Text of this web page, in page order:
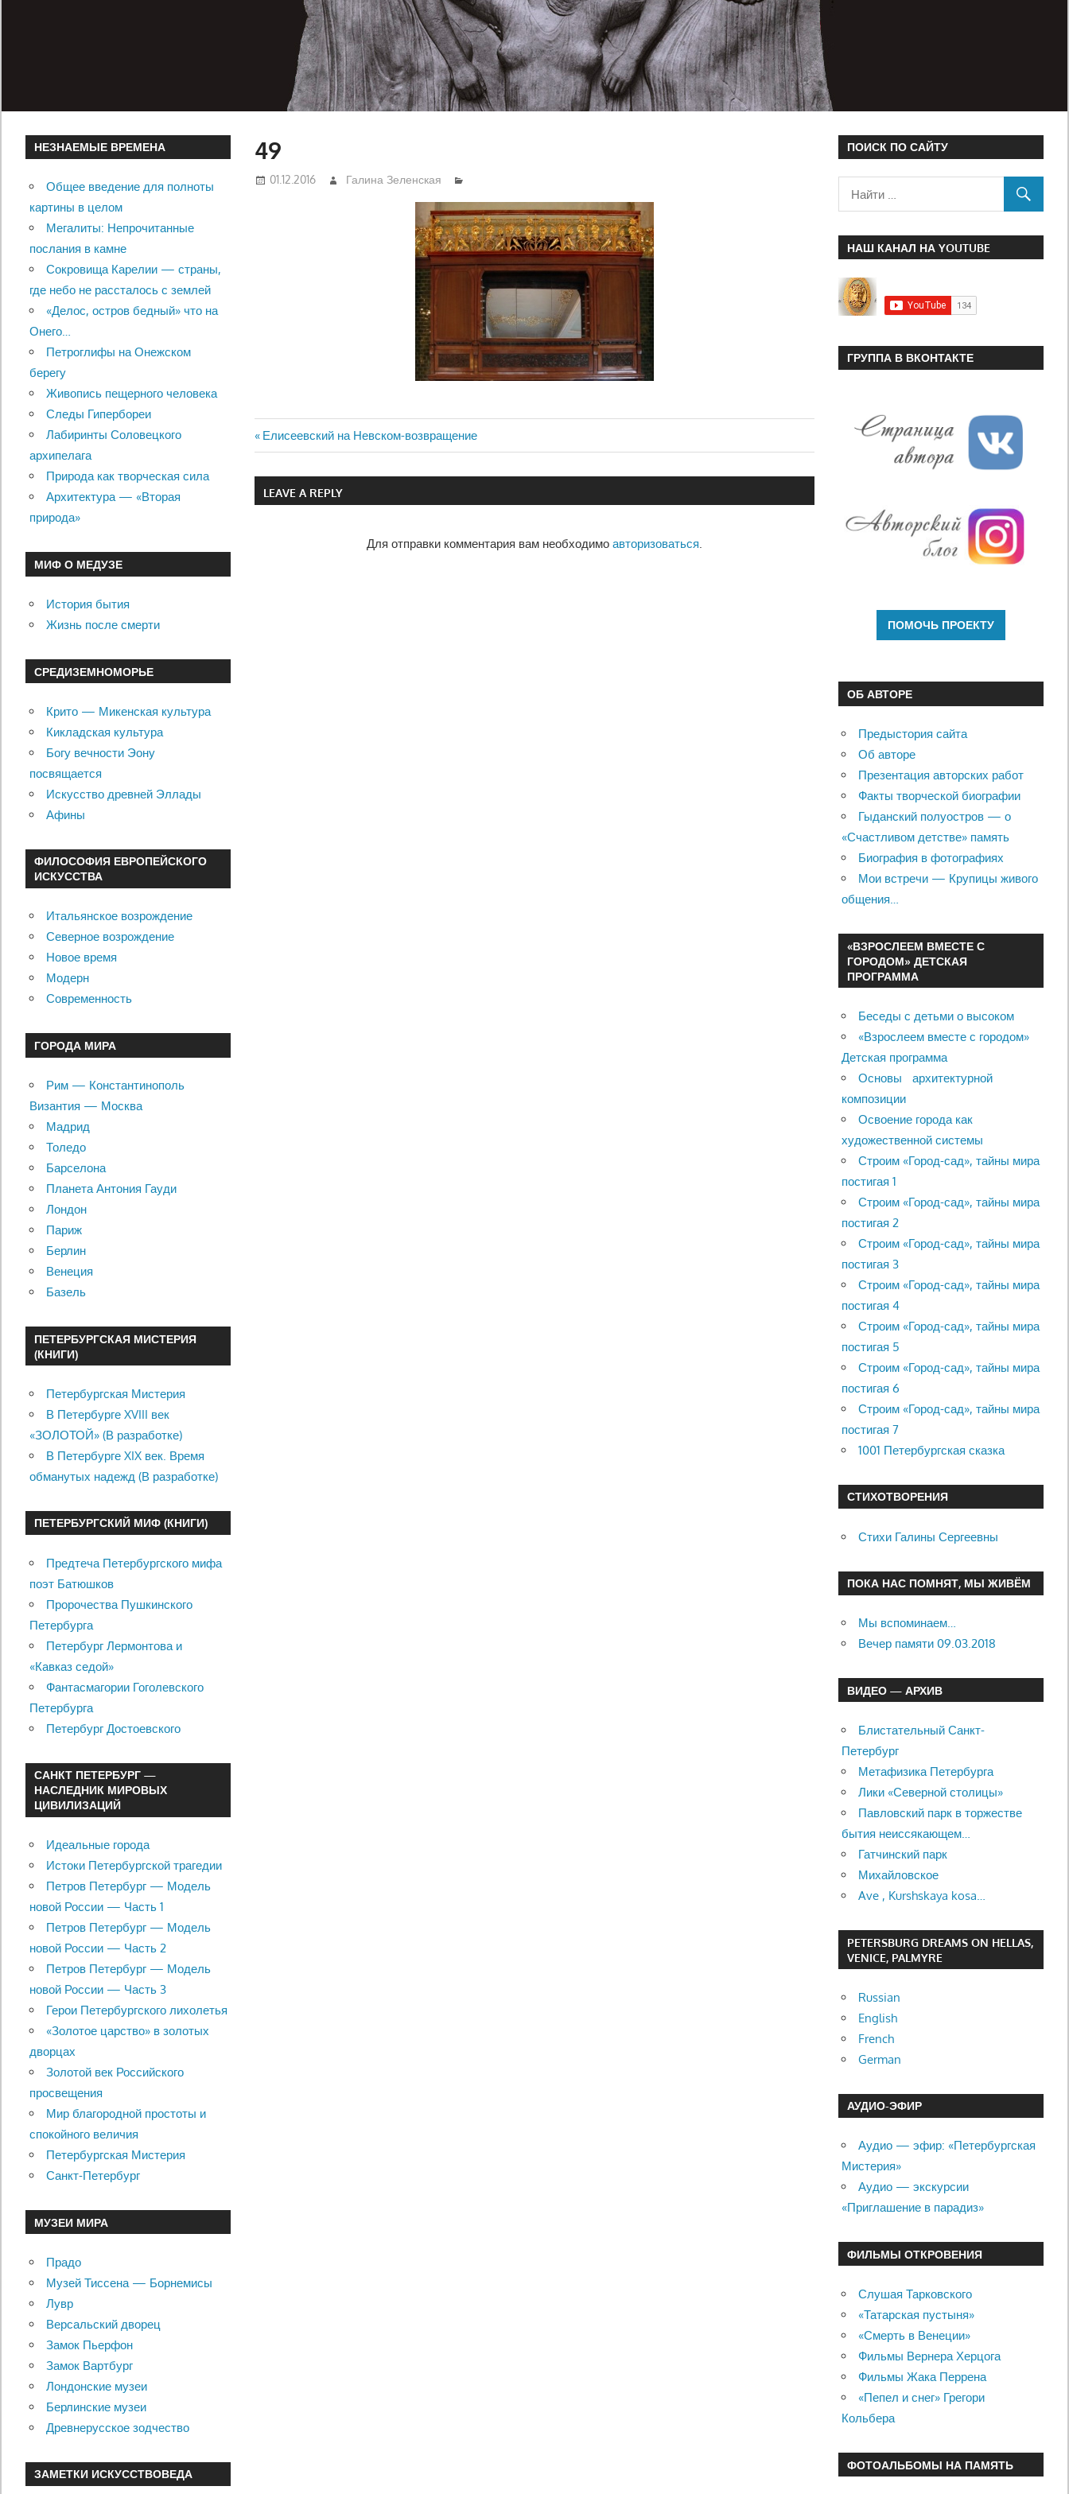
49
01.12.2016 Галина Зеленская
Навигация
по
Previous
Post:
Елисеевский на Невском-возвращение
LEAVE A REPLY
Для отправки комментария вам необходимо авторизоваться.
НЕЗНАЕМЫЕ ВРЕМЕНА
Общее введение для полноты
картины в целом
Мегалиты: Непрочитанные
послания в камне
Сокровища Карелии — страны,
где небо не рассталось с землей
«Делос, остров бедный» что на
Онего…
Петроглифы на Онежском
берегу
Живопись пещерного человека
Следы Гипербореи
Лабиринты Соловецкого
архипелага
Природа как творческая сила
Архитектура — «Вторая
природа»
МИФ О МЕДУЗЕ
История бытия
Жизнь после смерти
СРЕДИЗЕМНОМОРЬЕ
Крито — Микенская культура
Кикладская культура
Богу вечности Эону
посвящается
Искусство древней Эллады
Афины
ФИЛОСОФИЯ ЕВРОПЕЙСКОГО
ИСКУССТВА
Итальянское возрождение
Северное возрождение
Новое время
Модерн
Современность
ГОРОДА МИРА
Рим — Константинополь
Византия — Москва
Мадрид
Толедо
Барселона
Планета Антония Гауди
Лондон
Париж
Берлин
Венеция
Базель
ПЕТЕРБУРГСКАЯ МИСТЕРИЯ
(КНИГИ)
Петербургская Мистерия
В Петербурге XVIII век
«ЗОЛОТОЙ» (В разработке)
В Петербурге XIX век. Время
обманутых надежд (В разработке)
ПЕТЕРБУРГСКИЙ МИФ (КНИГИ)
Предтеча Петербургского мифа
поэт Батюшков
Пророчества Пушкинского
Петербурга
Петербург Лермонтова и
«Кавказ седой»
Фантасмагории Гоголевского
Петербурга
Петербург Достоевского
САНКТ ПЕТЕРБУРГ —
НАСЛЕДНИК МИРОВЫХ
ЦИВИЛИЗАЦИЙ
Идеальные города
Истоки Петербургской трагедии
Петров Петербург — Модель
новой России — Часть 1
Петров Петербург — Модель
новой России — Часть 2
Петров Петербург — Модель
новой России — Часть 3
Герои Петербургского лихолетья
«Золотое царство» в золотых
дворцах
Золотой век Российского
просвещения
Мир благородной простоты и
спокойного величия
Петербургская Мистерия
Санкт-Петербург
МУЗЕИ МИРА
Прадо
Музей Тиссена — Борнемисы
Лувр
Версальский дворец
Замок Пьерфон
Замок Вартбург
Лондонские музеи
Берлинские музеи
Древнерусское зодчество
ЗАМЕТКИ ИСКУССТВОВЕДА
ПОИСК ПО САЙТУ
НАШ КАНАЛ НА YOUTUBE
ГРУППА В ВКОНТАКТЕ
ОБ АВТОРЕ
Предыстория сайта
Об авторе
Презентация авторских работ
Факты творческой биографии
Гыданский полуостров — о
«Счастливом детстве» память
Биография в фотографиях
Мои встречи — Крупицы живого
общения…
«ВЗРОСЛЕЕМ ВМЕСТЕ С
ГОРОДОМ» ДЕТСКАЯ
ПРОГРАММА
Беседы с детьми о высоком
«Взрослеем вместе с городом»
Детская программа
Основы архитектурной
композиции
Освоение города как
художественной системы
Строим «Город-сад», тайны мира
постигая 1
Строим «Город-сад», тайны мира
постигая 2
Строим «Город-сад», тайны мира
постигая 3
Строим «Город-сад», тайны мира
постигая 4
Строим «Город-сад», тайны мира
постигая 5
Строим «Город-сад», тайны мира
постигая 6
Строим «Город-сад», тайны мира
постигая 7
1001 Петербургская сказка
СТИХОТВОРЕНИЯ
Стихи Галины Сергеевны
ПОКА НАС ПОМНЯТ, МЫ ЖИВЁМ
Мы вспоминаем…
Вечер памяти 09.03.2018
ВИДЕО — АРХИВ
Блистательный Санкт-
Петербург
Метафизика Петербурга
Лики «Северной столицы»
Павловский парк в торжестве
бытия неиссякающем…
Гатчинский парк
Михайловское
Ave , Kurshskaya kosa…
PETERSBURG DREAMS ON HELLAS,
VENICE, PALMYRE
Russian
English
French
German
АУДИО-ЭФИР
Аудио — эфир: «Петербургская
Мистерия»
Аудио — экскурсии
«Приглашение в парадиз»
ФИЛЬМЫ ОТКРОВЕНИЯ
Слушая Тарковского
«Татарская пустыня»
«Смерть в Венеции»
Фильмы Вернера Херцога
Фильмы Жака Перрена
«Пепел и снег» Грегори
Кольбера
ФОТОАЛЬБОМЫ НА ПАМЯТЬ